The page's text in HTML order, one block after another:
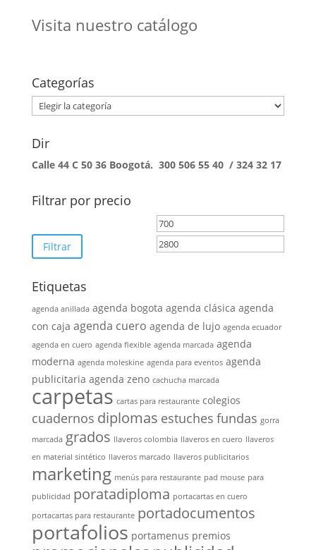
Visita nuestro catálogo
Categorías
Categorías
Dir
Calle 44 C 50 36 Boogotá. 300 506 55 40 / 324 32 17
Filtrar por precio
Precio
mínimo
Filtrar
Etiquetas
agenda anillada agenda bogota agenda clásica agenda
con caja agenda cuero agenda de lujo agenda ecuador
agenda en cuero agenda flexible agenda marcada agenda
moderna agenda moleskine agenda para eventos agenda
publicitaria agenda zeno cachucha marcada
carpetas cartas para restaurante colegios
cuadernos diplomas estuches fundas gorra
marcada grados llaveros colombia llaveros en cuero llaveros
en material sintético llaveros marcado llaveros publicitarios
marketing menús para restaurante pad mouse para
publicidad poratadiploma portacartas en cuero
portacartas para restaurante portadocumentos
portafolios portamenus premios